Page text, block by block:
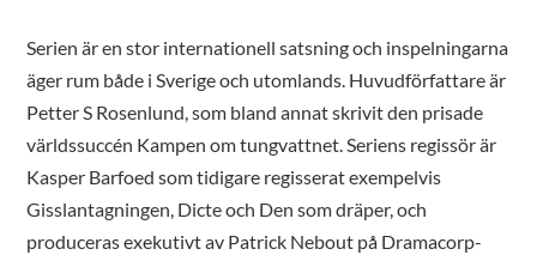
Serien är en stor internationell satsning och inspelningarna
äger rum både i Sverige och utomlands. Huvudförfattare är
Petter S Rosenlund, som bland annat skrivit den prisade
världssuccén Kampen om tungvattnet. Seriens regissör är
Kasper Barfoed som tidigare regisserat exempelvis
Gisslantagningen, Dicte och Den som dräper, och
produceras exekutivt av Patrick Nebout på Dramacorp-